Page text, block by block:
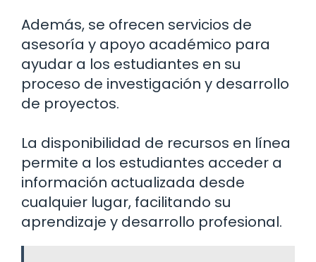
Además, se ofrecen servicios de
asesoría y apoyo académico para
ayudar a los estudiantes en su
proceso de investigación y desarrollo
de proyectos.
La disponibilidad de recursos en línea
permite a los estudiantes acceder a
información actualizada desde
cualquier lugar, facilitando su
aprendizaje y desarrollo profesional.